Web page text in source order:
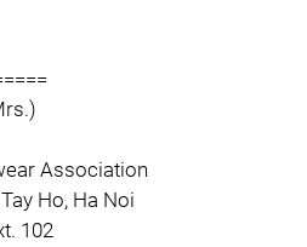
Association
Ho, Ha Noi
102